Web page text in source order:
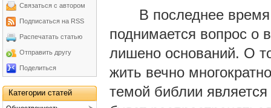
В последнее время,
поднимается вопрос о
лишено оснований. О
жить вечно
темой библии является
Связаться с автором
Подписаться на RSS
Распечатать статью
Отправить другу
Поделиться
Категории статей